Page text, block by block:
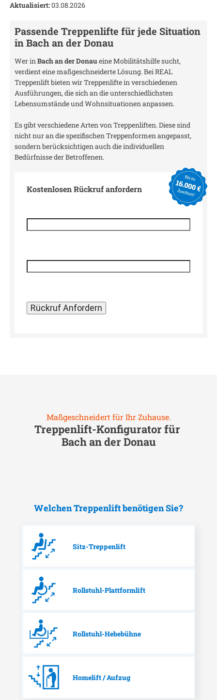
Aktualisiert:03.08.2026
Passende Treppenlifte für jede Situation
inBach an der Donau
Wer inBach an der Donaueine Mobilitätshilfe sucht,
verdient eine maßgeschneiderte Lösung. Bei REAL
Treppenlift bieten wir Treppenlifte in verschiedenen
Ausführungen, die sich an die unterschiedlichsten
Lebensumstände und Wohnsituationen anpassen.
Es gibt verschiedene Arten von Treppenliften. Diese sind
nicht nur an die spezifischen Treppenformen angepasst,
sondern berücksichtigen auch die individuellen
Bedürfnisse der Betroffenen.
Kostenlosen Rückruf anfordern
Maßgeschneidert für Ihr Zuhause.
Treppenlift-Konfigurator für
Bach an der Donau
Welchen Treppenlift benötigen Sie?
Sitz-Treppenlift
Rollstuhl-Plattformlift
Rollstuhl-Hebebühne
Homelift / Aufzug